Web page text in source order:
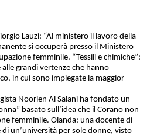
Lauzi: “Al ministero il lavoro della
si occuperà presso il Ministero
femminile. “Tessili e chimiche”:
grandi vertenze che hanno
in cui sono impiegate la maggior
Noorien Al Salani ha fondato un
basato sull’idea che il Corano non
femminile. Olanda: una docente di
un’università per sole donne, visto